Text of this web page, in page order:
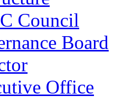
Council
Board
Office